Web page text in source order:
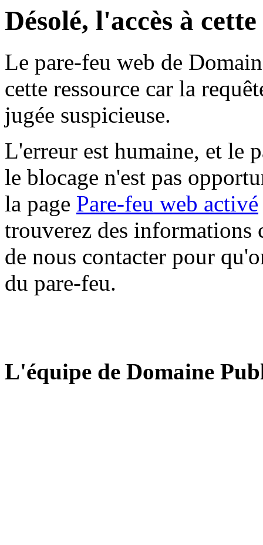
Désolé, l'accès à
Le pare-feu web de
cette ressource car la
jugée suspicieuse.
L'erreur est humaine, et le
le blocage n'est pas
la page Pare-feu web activé
trouverez des informations
de nous contacter pour
du pare-feu.
L'équipe de Domaine